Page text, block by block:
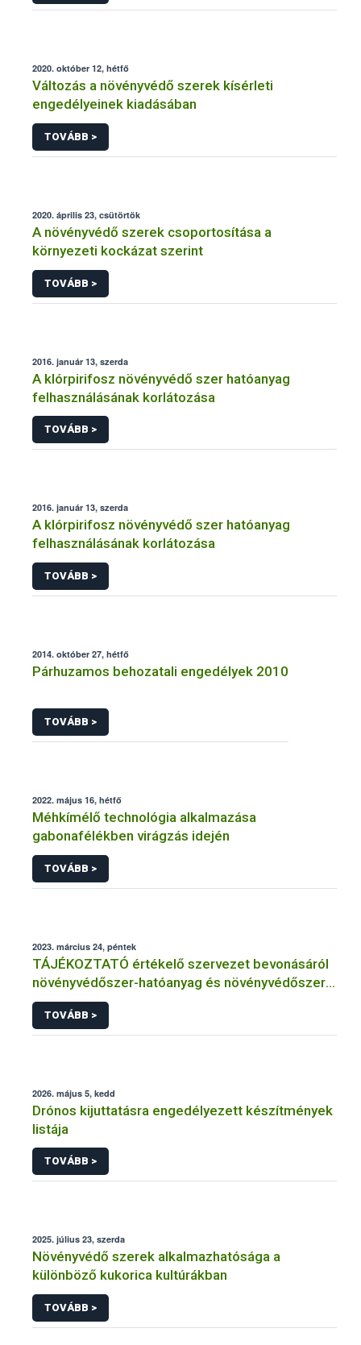
2020. október 12, hétfő
Változás a növényvédő szerek kísérleti
engedélyeinek kiadásában
TOVÁBB >
2020. április 23, csütörtök
A növényvédő szerek csoportosítása a
környezeti kockázat szerint
TOVÁBB >
2016. január 13, szerda
A klórpirifosz növényvédő szer hatóanyag
felhasználásának korlátozása
TOVÁBB >
2016. január 13, szerda
A klórpirifosz növényvédő szer hatóanyag
felhasználásának korlátozása
TOVÁBB >
2014. október 27, hétfő
Párhuzamos behozatali engedélyek 2010
TOVÁBB >
2022. május 16, hétfő
Méhkímélő technológia alkalmazása
gabonafélékben virágzás idején
TOVÁBB >
2023. március 24, péntek
TÁJÉKOZTATÓ értékelő szervezet bevonásáról
növényvédőszer-hatóanyag és növényvédőszer
engedélyezésére, továbbá a meglévő engedély
meghosszabbítására vagy módosítására irányuló
eljárásba
TOVÁBB >
2026. május 5, kedd
Drónos kijuttatásra engedélyezett készítmények
listája
TOVÁBB >
2025. július 23, szerda
Növényvédő szerek alkalmazhatósága a
különböző kukorica kultúrákban
TOVÁBB >